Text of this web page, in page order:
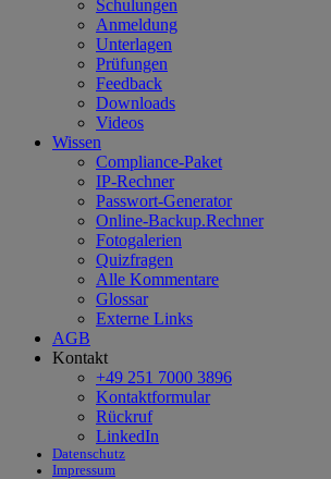
Schulungen
Anmeldung
Unterlagen
Prüfungen
Feedback
Downloads
Videos
Wissen
Compliance-Paket
IP-Rechner
Passwort-Generator
Online-Backup.Rechner
Fotogalerien
Quizfragen
Alle Kommentare
Glossar
Externe Links
AGB
Kontakt
+49 251 7000 3896
Kontaktformular
Rückruf
LinkedIn
Datenschutz
Impressum